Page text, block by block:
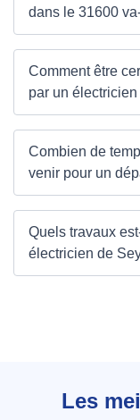
dans le 31600
Comment être
par un
Combien de
venir pour un
Quels travaux
électricien de
Les